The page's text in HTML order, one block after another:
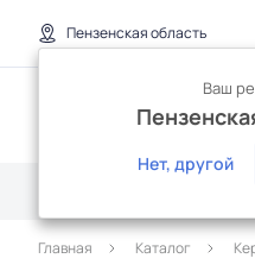
Пензенская область
Ваш
Нет, другой
Главная Каталог